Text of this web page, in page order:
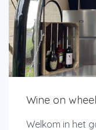
Wine on
Welkom in het